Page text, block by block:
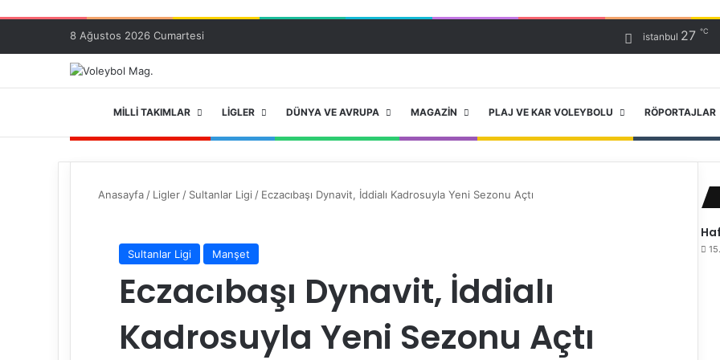
8 Ağustos 2026 Cumartesi istanbul 27 ℃
ANA SAYFA
MILLI TAKIMLAR LIGLER DÜNYA VE AVRUPA MAGAZIN PLAJ VE KAR VOLEYBOLU RÖPORTAJLAR
Anasayfa / Ligler / Sultanlar Ligi / Eczacıbaşı Dynavit, İddialı Kadrosuyla Yeni Sezonu Açtı
Sultanlar Ligi Manşet
Eczacıbaşı Dynavit, İddialı
Kadrosuyla Yeni Sezonu Açtı